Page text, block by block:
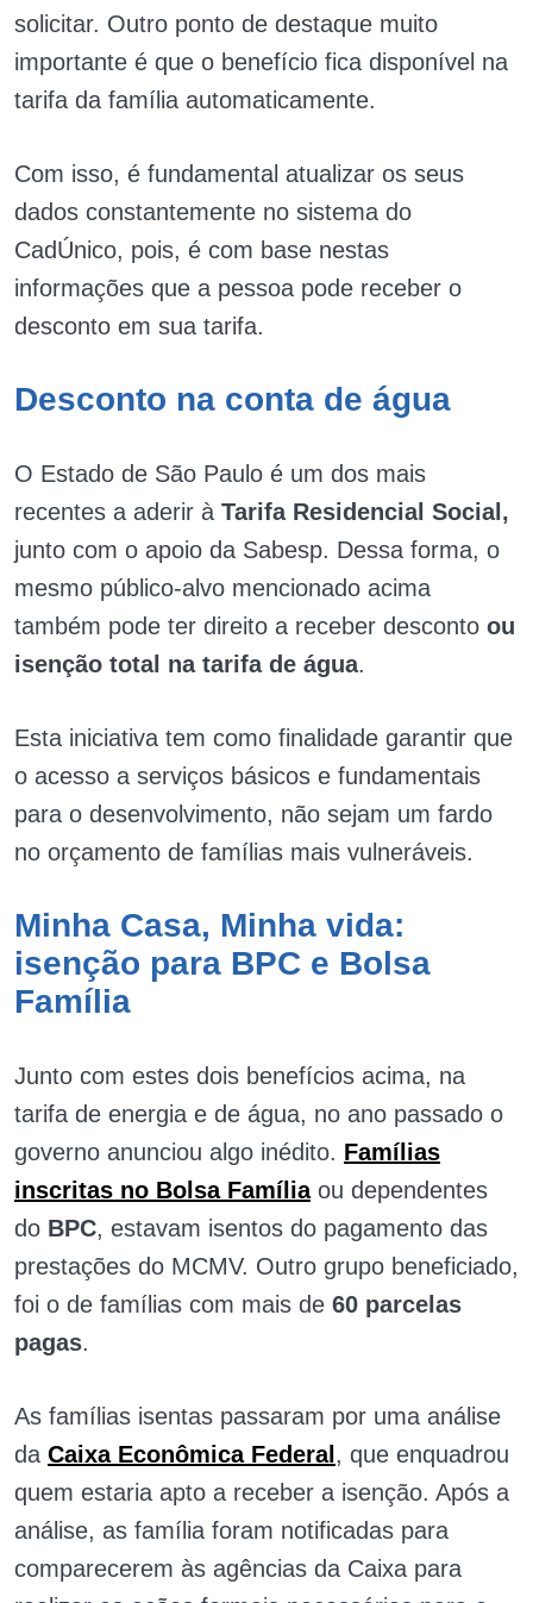
solicitar. Outro ponto de destaque muito
importante é que o benefício fica disponível na
tarifa da família automaticamente.
Com isso, é fundamental atualizar os seus
dados constantemente no sistema do
CadÚnico, pois, é com base nestas
informações que a pessoa pode receber o
desconto em sua tarifa.
Desconto na conta de água
O Estado de São Paulo é um dos mais
recentes a aderir à Tarifa Residencial Social,
junto com o apoio da Sabesp. Dessa forma, o
mesmo público-alvo mencionado acima
também pode ter direito a receber desconto ou
isenção total na tarifa de água.
Esta iniciativa tem como finalidade garantir que
o acesso a serviços básicos e fundamentais
para o desenvolvimento, não sejam um fardo
no orçamento de famílias mais vulneráveis.
Minha Casa, Minha vida:
isenção para BPC e Bolsa
Família
Junto com estes dois benefícios acima, na
tarifa de energia e de água, no ano passado o
governo anunciou algo inédito. Famílias
inscritas no Bolsa Famíliaou dependentes
do BPC, estavam isentos do pagamento das
prestações do MCMV. Outro grupo beneficiado,
foi o de famílias com mais de 60 parcelas
pagas.
As famílias isentas passaram por uma análise
da Caixa Econômica Federal, que enquadrou
quem estaria apto a receber a isenção. Após a
análise, as família foram notificadas para
comparecerem às agências da Caixa para